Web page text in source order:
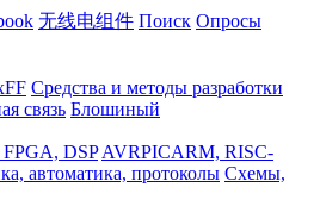
无线电组件 Поиск Опросы
Средства и методы разработки
связь Блошиный
DSP AVRPICARM, RISC-
автоматика, протоколы Схемы,